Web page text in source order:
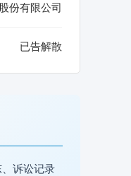
份有限公司
已告解散
诉讼记录